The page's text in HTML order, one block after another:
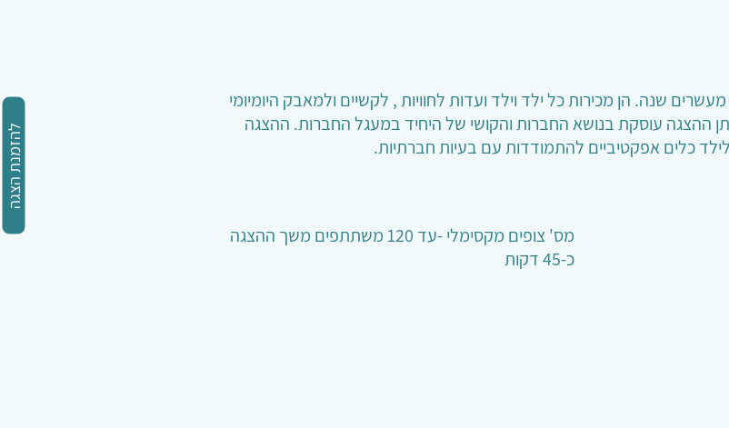
להזמנת הצגה
שנה. הן מכירות כל ילד וילד ועדות לחוויות , לקשיים ולמאבק היומיומי
עוסקת בנושא החברות והקושי של היחיד במעגל החברות. ההצגה
כלים אפקטיביים להתמודדות עם בעיות חברתיות.
מס' צופים מקסימלי -עד 120 משתתפים משך ההצגה
כ-45 דקות